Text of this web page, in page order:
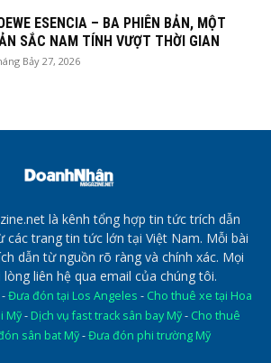
ESENCIA – BA PHIÊN BẢN, MỘT
SẮC NAM TÍNH VƯỢT THỜI GIAN
Bảy 27, 2026
là kênh tổng hợp tin tức trích dẫn
các trang tin tức lớn tại Việt Nam. Mỗi bài
dẫn từ nguồn rõ ràng và chính xác. Mọi
liên hệ qua email của chúng tôi.
Đưa đón tại Los Angeles - Cho thuê xe tại Hoa
Mỹ- Dịch vụ fast track sân bay Mỹ- Cho thuê
sân bat Mỹ-Đưa đón phi trường Mỹ